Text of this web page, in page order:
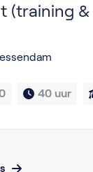
(training &
40 uur